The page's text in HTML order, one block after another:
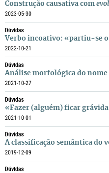
Construção causativa com
2023-05-30
Dúvidas
Verbo incoativo: «partiu-se o
2022-10-21
Dúvidas
Análise morfológica do nome
2021-10-27
Dúvidas
«Fazer (alguém) ficar
2021-10-01
Dúvidas
A classificação semântica do
2019-12-09
Dúvidas